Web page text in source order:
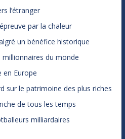
l’étranger
par la chaleur
un bénéfice historique
du monde
en Europe
sur le patrimoine des plus riches
de tous les temps
milliardaires